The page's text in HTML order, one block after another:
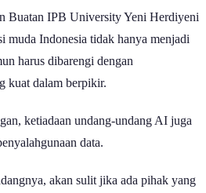
Buatan IPB University Yeni Herdiyeni
muda Indonesia tidak hanya menjadi
harus dibarengi dengan
kuat dalam berpikir.
ketiadaan undang-undang AI juga
data.
akan sulit jika ada pihak yang